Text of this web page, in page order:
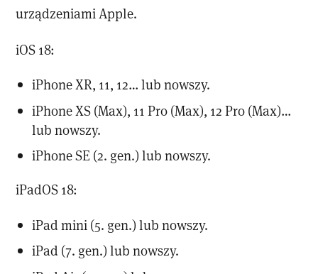
urządzeniami Apple.
iOS 18:
iPhone XR, 11, 12… lub nowszy.
iPhone XS (Max), 11 Pro (Max), 12 Pro (Max)…
lub nowszy.
iPhone SE (2. gen.) lub nowszy.
iPadOS 18:
iPad mini (5. gen.) lub nowszy.
iPad (7. gen.) lub nowszy.